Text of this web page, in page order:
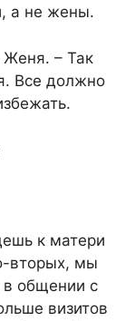
а не жены.
Женя. – Так
Все должно
к матери
вторых, мы
в общении с
визитов